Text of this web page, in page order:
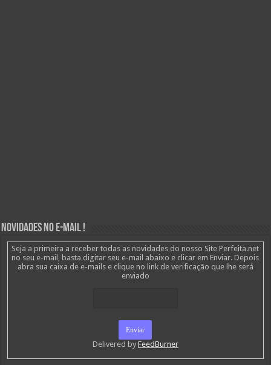
Novidades no E-mail !
Seja a primeira a receber todas as novidades do nosso Site Perfeita.net
no seu e-mail, basta digitar seu e-mail abaixo e clicar em Enviar. Depois
abra sua caixa de e-mails e clique no link de verificação que lhe será
enviado
Delivered by FeedBurner